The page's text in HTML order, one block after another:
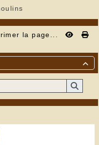
la page...
